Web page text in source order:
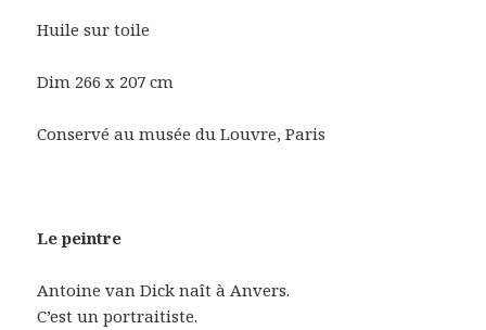
Huile sur toile
Dim 266 x 207 cm
Conservé au musée du Louvre, Paris
Le peintre
Antoine van Dick naît à Anvers.
C’est un portraitiste.